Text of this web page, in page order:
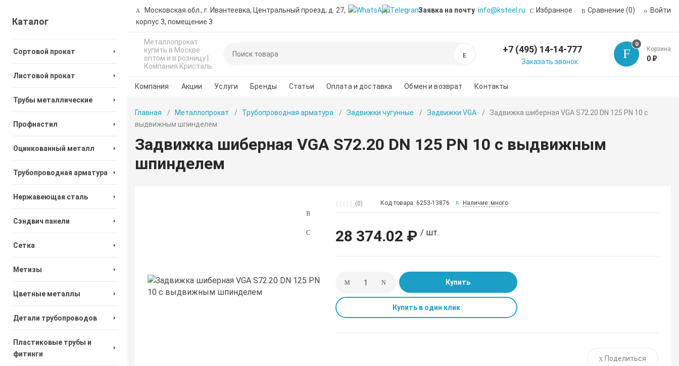
Московская обл., г. Ивантеевка, Центральный проезд, д. 27,
корпус 3, помещение 3
Заявка на почту info@ksteel.ru Избранное Сравнение (0) Войти
Металлопрокат
купить в Москве
оптом и в розницу |
Компания Кристаль
Поиск +7 (495) 14-14-777
Заказать звонок
0
Корзина
0 ₽
Компания Акции Услуги Бренды Статьи Оплата и доставка Обмен и возврат Контакты
Каталог
Сортовой прокат
Листовой прокат
Трубы металлические
Профнастил
Оцинкованный металл
Трубопроводная арматура
Нержавеющая сталь
Сэндвич панели
Сетка
Метизы
Цветные металлы
Детали трубопроводов
Пластиковые трубы и
фитинги
Главная Металлопрокат Трубопроводная арматура Задвижки чугунные Задвижки VGA
Задвижка шиберная VGA S72.20 DN 125 PN 10 с
выдвижным шпинделем
Задвижка шиберная VGA S72.20 DN 125 PN 10 с выдвижным
шпинделем
(0) Код товара: 6253-13876 Наличие: много
28 374.02 ₽ / шт.
Купить
Купить в один клик
Поделиться